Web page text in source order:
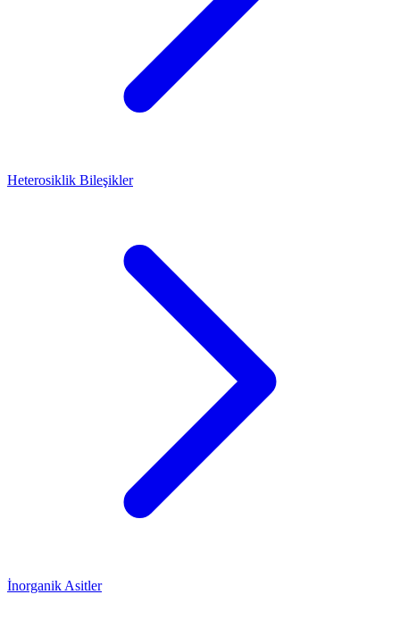
Heterosiklik Bileşikler
İnorganik Asitler